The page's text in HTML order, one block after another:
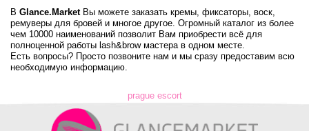
В Glance.MarketВы можете заказать кремы, фиксаторы, воск,
ремуверы для бровей и многое другое. Огромный каталог из более
чем 10000 наименований позволит Вам приобрести всё для
полноценной работы lash&brow мастера в одном месте.
Есть вопросы? Просто позвоните нам и мы сразу предоставим всю
необходимую информацию.
prague escort